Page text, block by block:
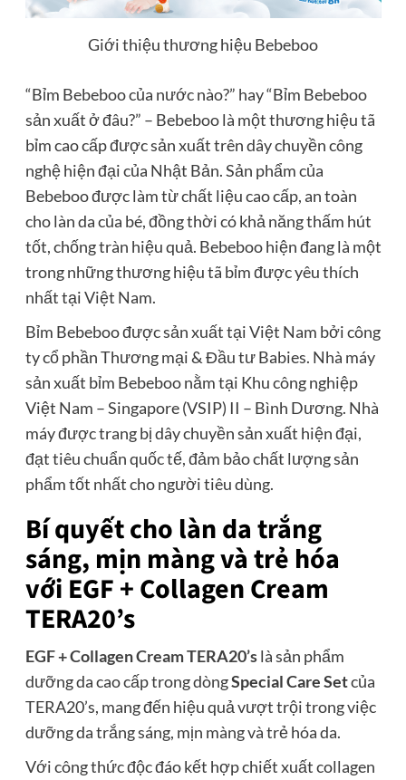
Giới thiệu thương hiệu Bebeboo
“Bỉm Bebeboo của nước nào?” hay “Bỉm Bebeboo
sản xuất ở đâu?” – Bebeboo là một thương hiệu tã
bỉm cao cấp được sản xuất trên dây chuyền công
nghệ hiện đại của Nhật Bản. Sản phẩm của
Bebeboo được làm từ chất liệu cao cấp, an toàn
cho làn da của bé, đồng thời có khả năng thấm hút
tốt, chống tràn hiệu quả. Bebeboo hiện đang là một
trong những thương hiệu tã bỉm được yêu thích
nhất tại Việt Nam.
Bỉm Bebeboo được sản xuất tại Việt Nam bởi công
ty cổ phần Thương mại & Đầu tư Babies. Nhà máy
sản xuất bỉm Bebeboo nằm tại Khu công nghiệp
Việt Nam – Singapore (VSIP) II – Bình Dương. Nhà
máy được trang bị dây chuyền sản xuất hiện đại,
đạt tiêu chuẩn quốc tế, đảm bảo chất lượng sản
phẩm tốt nhất cho người tiêu dùng.
Bí quyết cho làn da trắng
sáng, mịn màng và trẻ hóa
với EGF + Collagen Cream
TERA20’s
EGF + Collagen Cream TERA20’slà sản phẩm
dưỡng da cao cấp trong dòngSpecial Care Setcủa
TERA20’s, mang đến hiệu quả vượt trội trong việc
dưỡng da trắng sáng, mịn màng và trẻ hóa da.
Với công thức độc đáo kết hợp chiết xuất collagen